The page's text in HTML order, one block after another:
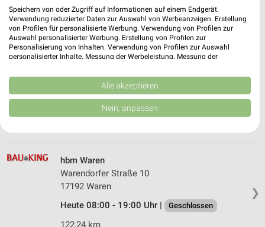
Heute 09:00 - 19:00 Uhr | Geschlossen
109,05 km
❯
hagebaumarkt Waren/Müritz GmbH & Co. KG
Warendorferstraße 10
17192 Waren
Heute 08:00 - 20:00 Uhr |
❯
hbm Waren
Warendorfer Straße 10
17192 Waren
Heute 08:00 - 19:00 Uhr |
Geschlossen
Speichern von oder Zugriff auf Informationen auf einem Endgerät.
Verwendung reduzierter Daten zur Auswahl von Werbeanzeigen. Erstellung
von Profilen für personalisierte Werbung. Verwendung von Profilen zur
Auswahl personalisierter Werbung. Erstellung von Profilen zur
Personalisierung von Inhalten. Verwendung von Profilen zur Auswahl
personalisierter Inhalte. Messung der Werbeleistung. Messung der
Kombinationen von Daten aus verschiedenen Quellen. Entwicklung und
Verbesserung der Angebote. Verwendung reduzierter Daten zur Auswahl
von Inhalten.
Daten können außerhalb der Europäischen Union weitergegeben und in die
USA gesendet werden.
Website/App.
Speichern von oder Zugriff auf Informationen
auf einem Endgerät
Alle akzeptieren
Nein, anpassen